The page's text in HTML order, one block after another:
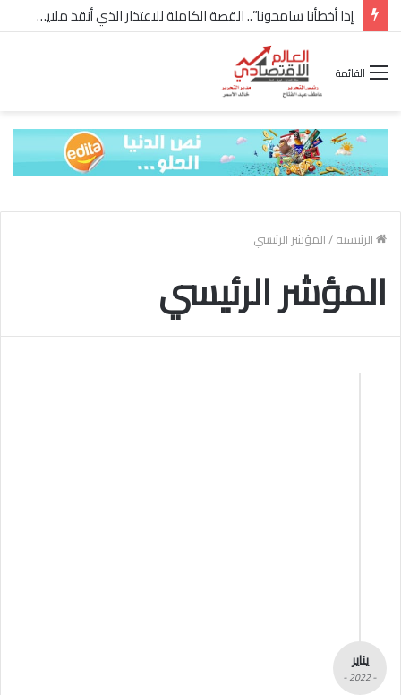
إذا أخطأنا سامحونا”.. القصة الكاملة للاعتذار الذي أنقذ ملايين “إعمار” في الساحل الشمالي
القائمة
الرئيسية/المؤشر الرئيسي
المؤشر الرئيسي
يناير
- 2022 -